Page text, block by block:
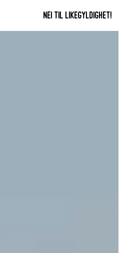
Nei til likegyldighet!